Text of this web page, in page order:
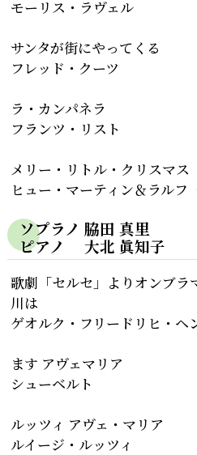
モーリス・ラヴェル
サンタが街にやってくる
フレッド・クーツ
ラ・カンパネラ
フランツ・リスト
メリー・リトル・クリスマス
ヒュー・マーティン＆ラルフ
ソプラノ 脇田 真里
ピアノ 大北 眞知子
歌劇「セルセ」よりオンブラ
川は
ゲオルク・フリードリヒ・ヘ
ます アヴェマリア
シューベルト
ルッツィ アヴェ・マリア
ルイージ・ルッツィ